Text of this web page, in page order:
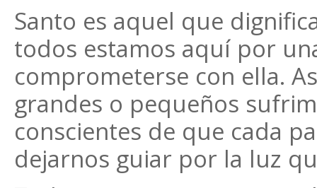
Santo es aquel que
todos estamos aquí por
comprometerse con ella.
grandes o pequeños
conscientes de que cada
dejarnos guiar por la luz